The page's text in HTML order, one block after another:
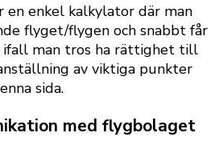
en enkel kalkylator där man
flyget/flygen och snabbt får
ifall man tros ha rättighet till
av viktiga punkter
sida.
med flygbolaget